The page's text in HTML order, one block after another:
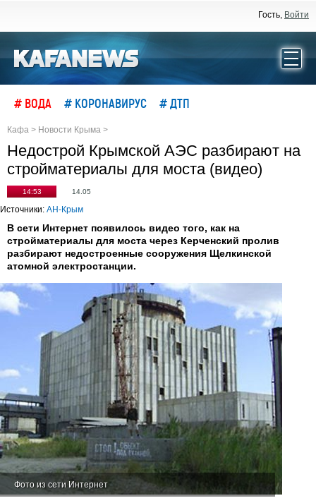
Гость, Войти
# ВОДА # КОРОНАВИРУС # ДТП
Кафа > Новости Крыма >
Недострой Крымской АЭС разбирают на
стройматериалы для моста (видео)
14:53 14.05
Источники: АН-Крым
В сети Интернет появилось видео того, как на
стройматериалы для моста через Керченский пролив
разбирают недостроенные сооружения Щелкинской
атомной электростанции.
Фото из сети Интернет